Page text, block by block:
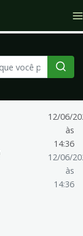
12/06/
às
14:36
12/06/
às
14:36